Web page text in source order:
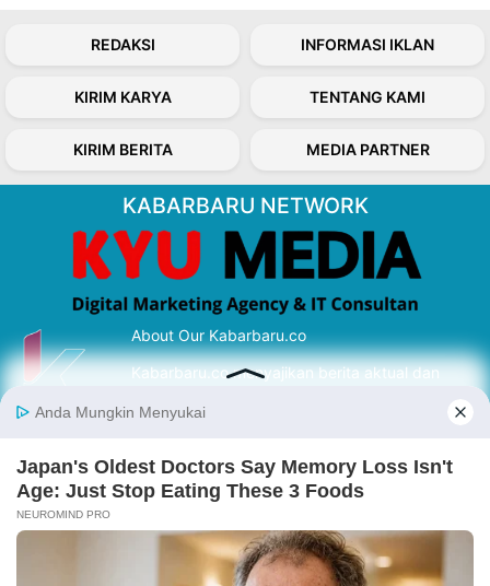
REDAKSI INFORMASI IKLAN
KIRIM KARYA TENTANG KAMI
KIRIM BERITA MEDIA PARTNER
KABARBARU NETWORK
About Our Kabarbaru.co
Kabarbaru.co menyajikan berita aktual dan
serta terverifikasi dari sumber yang tepat.
Follow Kabarbaru